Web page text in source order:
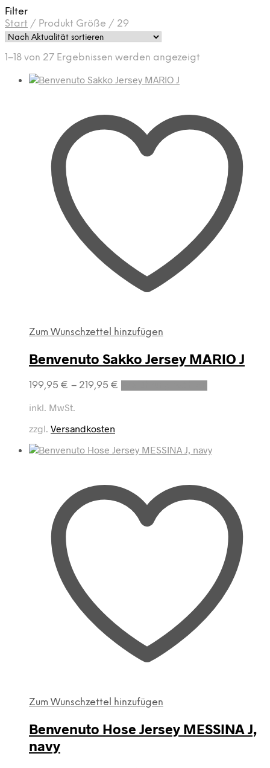
Filter
Start / Produkt Größe / 29
1–18 von 27 Ergebnissen werden angezeigt
Zum Wunschzettel hinzufügen
Benvenuto Sakko Jersey MARIO J
199,95 € – 219,95 €
Dieses
Die
auf
der
Produktseite
gewählt
werden
inkl. MwSt.
zzgl. Versandkosten
Zum Wunschzettel hinzufügen
Benvenuto Hose Jersey MESSINA J,
navy